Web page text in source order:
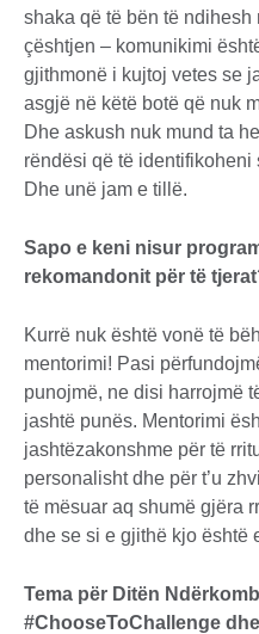
shaka që të bën të ndihesh
çështjen – komunikimi
gjithmonë i kujtoj vetes se
asgjë në këtë botë që nuk
Dhe askush nuk mund ta
rëndësi që të identifikoheni
Dhe unë jam e tillë.
Sapo e keni nisur
rekomandonit për të
Kurrë nuk është vonë të
mentorimi! Pasi
punojmë, ne disi harrojmë
jashtë punës. Mentorimi
jashtëzakonshme për të
personalisht dhe për t’u
të mësuar aq shumë gjëra
dhe se si e gjithë kjo është
Tema për Ditën
#ChooseToChallenge